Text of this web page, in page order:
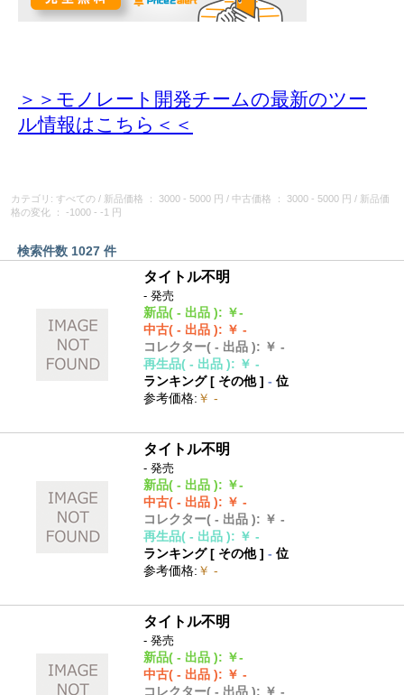
＞＞モノレート開発チームの最新のツー
ル情報はこちら＜＜
カテゴリ: すべての / 新品価格 ： 3000 - 5000 円 / 中古価格 ： 3000 - 5000 円 / 新品価
格の変化
： -1000 - -1 円
検索件数 1027 件
タイトル不明
- 発売
新品( - 出品 ): ￥-
中古( - 出品 ): ￥ -
コレクター( - 出品 ): ￥ -
再生品( - 出品 ): ￥ -
ランキング [ その他]- 位
参考価格: ￥ -
タイトル不明
- 発売
新品( - 出品 ): ￥-
中古( - 出品 ): ￥ -
コレクター( - 出品 ): ￥ -
再生品( - 出品 ): ￥ -
ランキング [ その他]- 位
参考価格: ￥ -
タイトル不明
- 発売
新品( - 出品 ): ￥-
中古( - 出品 ): ￥ -
コレクター( - 出品 ): ￥ -